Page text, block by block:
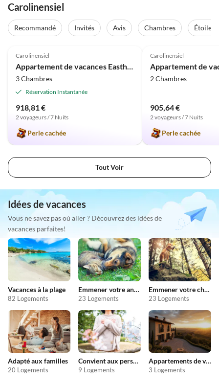
Carolinensiel
Recommandé Invités Avis Chambres
Étoiles
Carolinensiel
3 Chambres
Réservation Instantanée
918,81 €
2 voyageurs / 7 Nuits
Perle cachée
Carolinensiel
2 Chambres
905,64 €
2 voyageurs / 7 Nuits
Perle cachée
Tout Voir
Idées de vacances
Vous ne savez pas où aller ? Découvrez des idées de
vacances parfaites!
Vacances à la plage
82 Logements
Emmener votre animal en vacances
23 Logements
Emmener votre chien en vacances
23 Logements
Adapté aux familles
20 Logements
Convient aux personnes allergiques
9 Logements
Appartements de vacances pas chers
3 Logements